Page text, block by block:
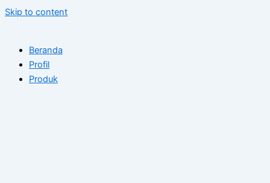
Skip to content
Beranda
Profil
Produk